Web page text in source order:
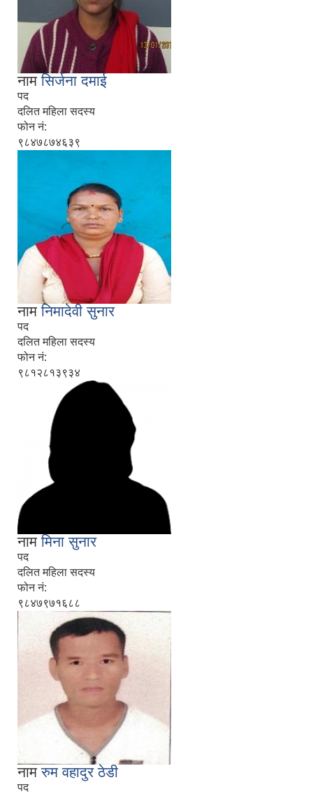
नाम सिर्जना दमाई
पद
दलित महिला सदस्य
फोन नं:
९८४७८७४६३९
नाम निमादेवी सुनार
पद
दलित महिला सदस्य
फोन नं:
९८१२८१३९३४
नाम मिना सुनार
पद
दलित महिला सदस्य
फोन नं:
९८४७९७१६८८
नाम रुम वहादुर ठेडी
पद